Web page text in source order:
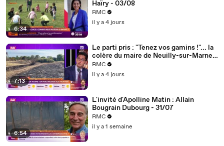
6:34
Haïry - 03/08
RMC
il y a 4 jours
7:13
Le parti pris : "Tenez vos gamins !"... la
colère du maire de Neuilly-sur-Marne
après l'incendie d'un parc provoqué par
des mortiers - 03/08
RMC
il y a 4 jours
6:54
L'invité d'Apolline Matin : Allain
Bougrain Dubourg - 31/07
RMC
il y a 1 semaine